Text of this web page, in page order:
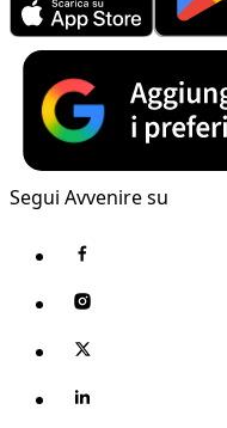
Segui Avvenire su